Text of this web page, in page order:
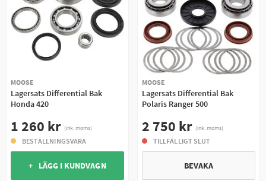
MOOSE
Lagersats Differential Bak
Honda 420
1 260 kr (ink. moms)
BESTÄLLNINGSVARA
+ LÄGG I KUNDVAGN
MOOSE
Lagersats Differential Bak
Polaris Ranger 500
2 750 kr (ink. moms)
TILLFÄLLIGT SLUT
BEVAKA